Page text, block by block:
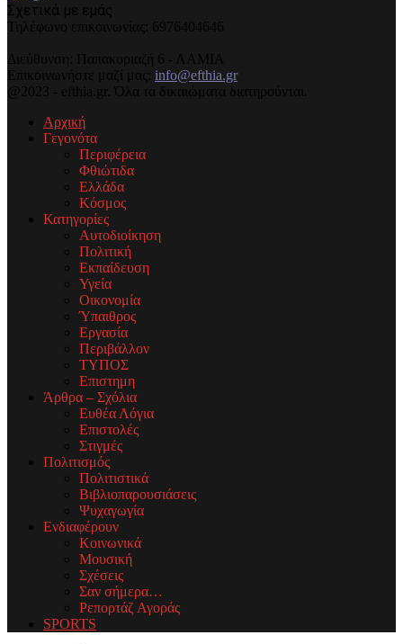
Σχετικά με εμάς
Τηλέφωνo επικοινωνίας: 6976404646
Διεύθυνση: Παπακυριαζή 6 - ΛΑΜΙΑ
Επικοινωνήστε μαζί μας: info@efthia.gr
@2023 - efthia.gr. Όλα τα δικαιώματα διατηρούνται.
Αρχική
Γεγονότα
Περιφέρεια
Φθιώτιδα
Ελλάδα
Κόσμος
Κατηγορίες
Αυτοδιοίκηση
Πολιτική
Εκπαίδευση
Υγεία
Οικονομία
Ύπαιθρος
Εργασία
Περιβάλλον
ΤΥΠΟΣ
Επιστημη
Άρθρα – Σχόλια
Ευθέα Λόγια
Επιστολές
Στιγμές
Πολιτισμός
Πολιτιστικά
Βιβλιοπαρουσιάσεις
Ψυχαγωγία
Ενδιαφέρουν
Κοινωνικά
Μουσική
Σχέσεις
Σαν σήμερα…
Ρεπορτάζ Αγοράς
SPORTS